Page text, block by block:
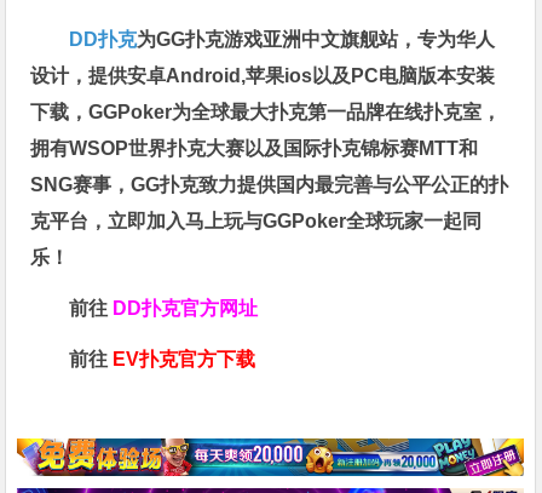
DD扑克为GG扑克游戏亚洲中文旗舰站，专为华人
设计，提供安卓Android,苹果ios以及PC电脑版本安装
下载，GGPoker为全球最大扑克第一品牌在线扑克室，
拥有WSOP世界扑克大赛以及国际扑克锦标赛MTT和
SNG赛事，GG扑克致力提供国内最完善与公平公正的扑
克平台，立即加入马上玩与GGPoker全球玩家一起同
乐！
前往 DD扑克官方网址
前往 EV扑克官方下载